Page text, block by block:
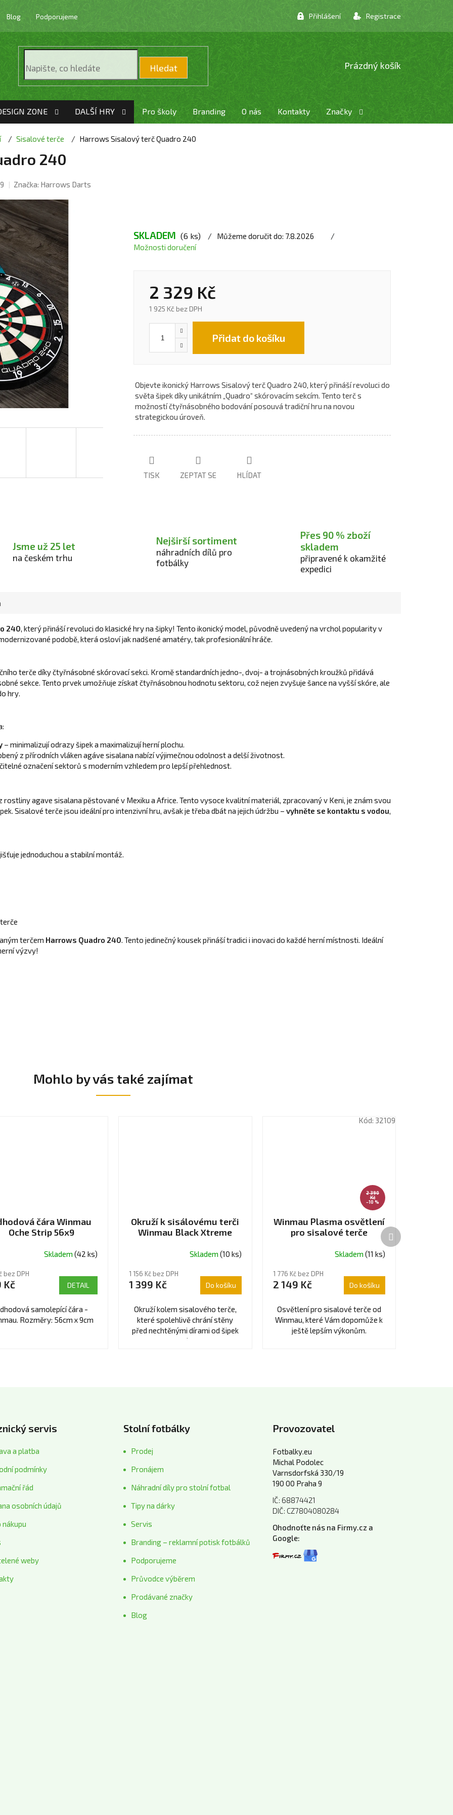
Blog Podporujeme Přihlášení Registrace
Hledat
NÁKUPNÍ
KOŠÍK
Prázdný košík
ZONE DALŠÍ HRY Pro školy Branding O nás Kontakty Značky
Sisalové terče Harrows Sisalový terč Quadro 240
240
Značka: Harrows Darts
SKLADEM (6 ks) Můžeme doručit do: 7.8.2026
Možnosti doručení
2 329 Kč
1 925 Kč bez DPH
Přidat do košíku
Objevte ikonický Harrows Sisalový terč Quadro 240, který přináší revoluci do
světa šipek díky unikátním „Quadro“ skórovacím sekcím. Tento terč s
možností čtyřnásobného bodování posouvá tradiční hru na novou
strategickou úroveň.
TISK ZEPTAT SE HLÍDAT
Jsme už 25 let
na českém trhu
Nejširší sortiment
náhradních dílů pro
fotbálky
Přes 90 % zboží
skladem
připravené k okamžité
expedici
240, který přináší revoluci do klasické hry na šipky! Tento ikonický model, původně uvedený na vrchol popularity v
podobě, která osloví jak nadšené amatéry, tak profesionální hráče.
terče díky čtyřnásobné skórovací sekci. Kromě standardních jedno-, dvoj- a trojnásobných kroužků přidává
sekce. Tento prvek umožňuje získat čtyřnásobnou hodnotu sektoru, což nejen zvyšuje šance na vyšší skóre, ale
hry.
– minimalizují odrazy šipek a maximalizují herní plochu.
z přírodních vláken agáve sisalana nabízí výjimečnou odolnost a delší životnost.
označení sektorů s moderním vzhledem pro lepší přehlednost.
rostliny agave sisalana pěstované v Mexiku a Africe. Tento vysoce kvalitní materiál, zpracovaný v Keni, je znám svou
Sisalové terče jsou ideální pro intenzivní hru, avšak je třeba dbát na jejich údržbu – vyhněte se kontaktu s vodou,
jednoduchou a stabilní montáž.
terčem Harrows Quadro 240. Tento jedinečný kousek přináší tradici i inovaci do každé herní místnosti. Ideální
výzvy!
Mohlo by vás také zajímat
čára Winmau
Oche Strip 56x9
Skladem (42 ks)
bez DPH
Kč DETAIL
samolepící čára -
Rozměry: 56cm x 9cm
Okruží k sisálovému terči
Winmau Black Xtreme
Skladem (10 ks)
1 156 Kč bez DPH
1 399 Kč Do košíku
Okruží kolem sisalového terče,
které spolehlivě chrání stěny
před nechtěnými dírami od šipek
při nepřesných hodech.
2 390
Kč
–10 %
Winmau Plasma osvětlení
pro sisalové terče
produktu
je
5
hvězdiček.
Kód: 32109
Skladem (11 ks)
1 776 Kč bez DPH
2 149 Kč Do košíku
Osvětlení pro sisalové terče od
Winmau, které Vám dopomůže k
ještě lepším výkonům.
Další
produkt
servis
a platba
podmínky
řád
osobních údajů
nákupu
weby
Stolní fotbálky
Prodej
Pronájem
Náhradní díly pro stolní fotbal
Tipy na dárky
Servis
Branding – reklamní potisk fotbálků
Podporujeme
Průvodce výběrem
Prodávané značky
Blog
Provozovatel
Fotbalky.eu
Michal Podolec
Varnsdorfská 330/19
190 00 Praha 9
IČ: 68874421
DIČ: CZ7804080284
Ohodnoťte nás na Firmy.cz a
Google: